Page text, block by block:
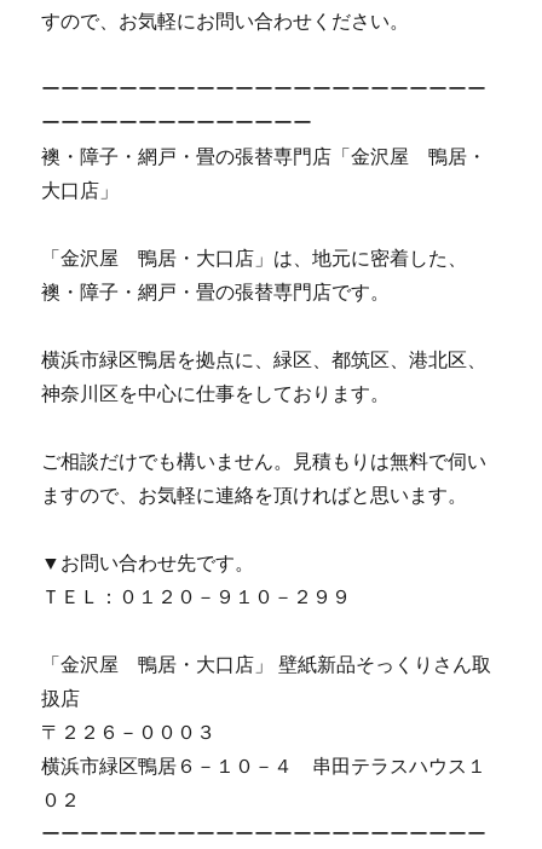
すので、お気軽にお問い合わせください。
ーーーーーーーーーーーーーーーーーーーーーーー
ーーーーーーーーーーーーーー
襖・障子・網戸・畳の張替専門店「金沢屋 鴨居・
大口店」
「金沢屋 鴨居・大口店」は、地元に密着した、
襖・障子・網戸・畳の張替専門店です。
横浜市緑区鴨居を拠点に、緑区、都筑区、港北区、
神奈川区を中心に仕事をしております。
ご相談だけでも構いません。見積もりは無料で伺い
ますので、お気軽に連絡を頂ければと思います。
▼お問い合わせ先です。
ＴＥＬ：０１２０－９１０－２９９
「金沢屋 鴨居・大口店」 壁紙新品そっくりさん取
扱店
〒２２６－０００３
横浜市緑区鴨居６－１０－４ 串田テラスハウス１
０２
ーーーーーーーーーーーーーーーーーーーーーーー